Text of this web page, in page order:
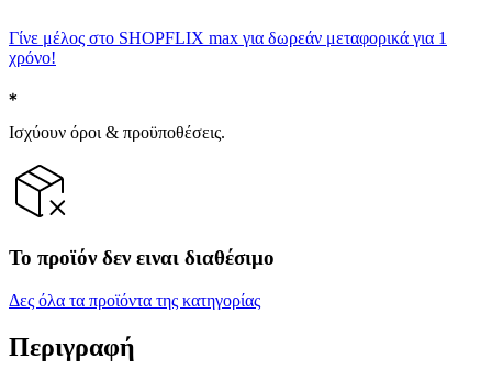
Γίνε μέλος στο SHOPFLIX max για δωρεάν μεταφορικά για 1
χρόνο!
Ισχύουν όροι & προϋποθέσεις.
Το προϊόν δεν ειναι διαθέσιμο
Δες όλα τα προϊόντα της κατηγορίας
Περιγραφή